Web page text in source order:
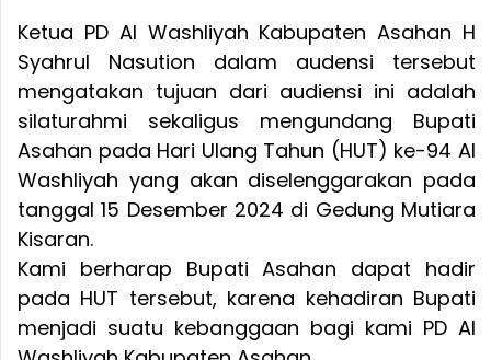
Ketua PD Al Washliyah Kabupaten Asahan H
Syahrul Nasution dalam audensi tersebut
mengatakan tujuan dari audiensi ini adalah
silaturahmi sekaligus mengundang Bupati
Asahan pada Hari Ulang Tahun (HUT) ke-94 Al
Washliyah yang akan diselenggarakan pada
tanggal 15 Desember 2024 di Gedung Mutiara
Kisaran.
Kami berharap Bupati Asahan dapat hadir
pada HUT tersebut, karena kehadiran Bupati
menjadi suatu kebanggaan bagi kami PD Al